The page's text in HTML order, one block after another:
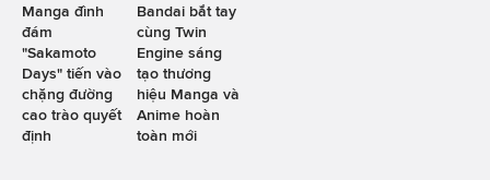
Manga đình
đám
"Sakamoto
Days" tiến vào
chặng đường
cao trào quyết
định
Bandai bắt tay
cùng Twin
Engine sáng
tạo thương
hiệu Manga và
Anime hoàn
toàn mới